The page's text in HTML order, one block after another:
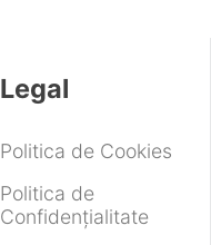
Legal
Politica de Cookies
Politica de
Confidențialitate